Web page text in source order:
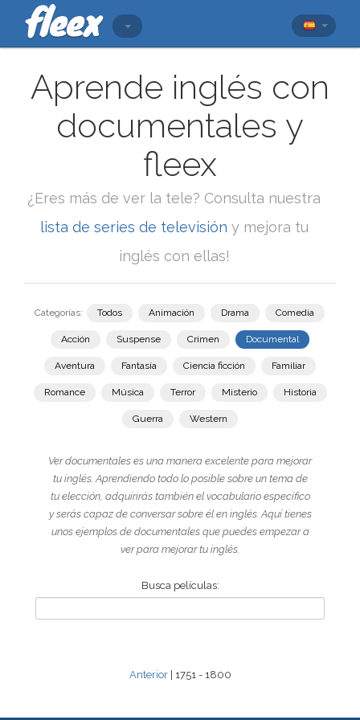
Aprende inglés con
documentales y
fleex
¿Eres más de ver la tele? Consulta nuestra
lista de series de televisión y mejora tu
inglés con ellas!
Categorías: Todos Animación Drama Comedia
Acción Suspense Crimen Documental
Aventura Fantasía Ciencia ficción Familiar
Romance Música Terror Misterio Historia
Guerra Western
Ver documentales es una manera excelente para mejorar
tu inglés. Aprendiendo todo lo posible sobre un tema de
tu elección, adquirirás también el vocabulario específico
y serás capaz de conversar sobre él en inglés. Aquí tienes
unos ejemplos de documentales que puedes empezar a
ver para mejorar tu inglés.
Busca películas:
Anterior| 1751 - 1800